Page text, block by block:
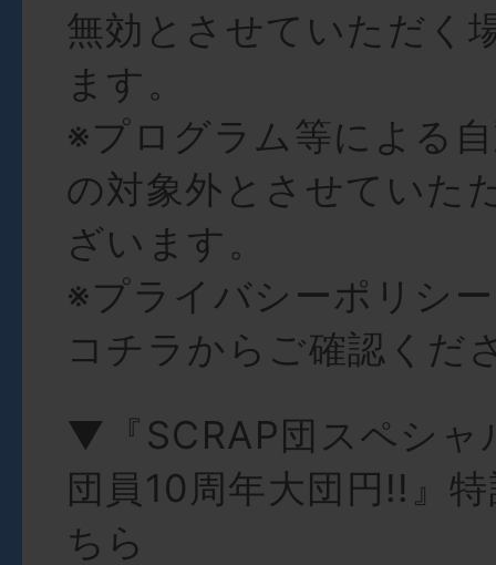
無効とさせていただく
ます。
※プログラム等による
の対象外とさせていた
ざいます。
※プライバシーポリシ
コチラからご確認くだ
▼『SCRAP団スペシャ
団員10周年大団円!!』
ちら